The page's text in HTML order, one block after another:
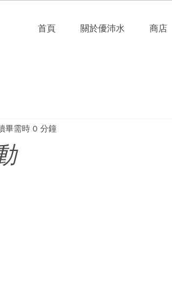
首頁 關於優沛水 商店
畢需時 0 分鐘